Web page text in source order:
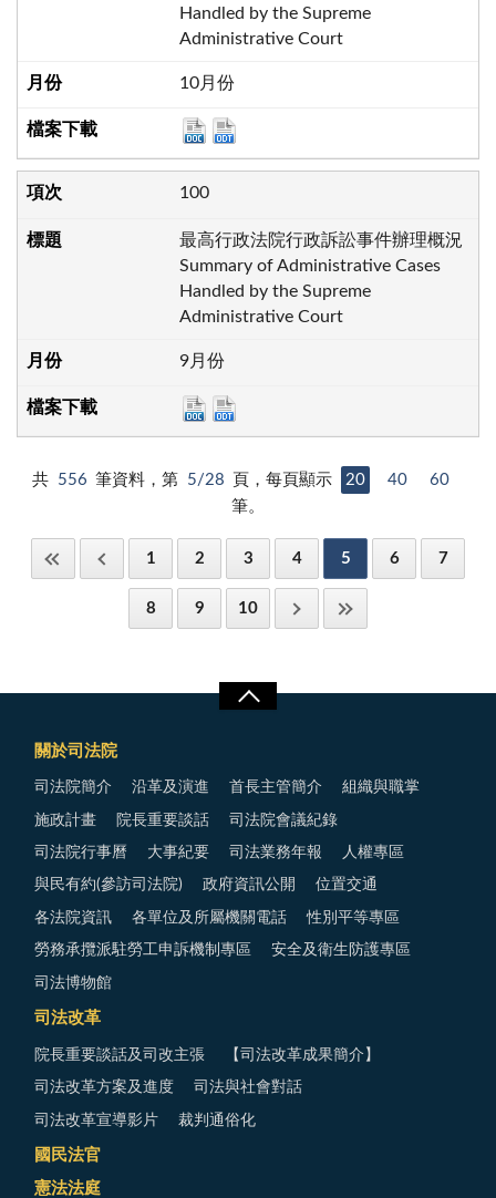
Handled by the Supreme
Administrative Court
10月份
100
最高行政法院行政訴訟事件辦理概況
Summary of Administrative Cases
Handled by the Supreme
Administrative Court
9月份
共 556 筆資料，第 5/28 頁，每頁顯示 20 40
60
筆。
1 2 3 4 5 6 7
8 9 10
關於司法院
司法院簡介 沿革及演進 首長主管簡介 組織與職掌
施政計畫 院長重要談話 司法院會議紀錄
司法院行事曆 大事紀要 司法業務年報 人權專區
與民有約(參訪司法院) 政府資訊公開 位置交通
各法院資訊 各單位及所屬機關電話 性別平等專區
勞務承攬派駐勞工申訴機制專區 安全及衛生防護專區
司法博物館
司法改革
院長重要談話及司改主張 【司法改革成果簡介】
司法改革方案及進度 司法與社會對話
司法改革宣導影片 裁判通俗化
國民法官
憲法法庭